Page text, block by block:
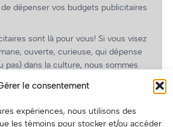
le consentement
expériences, nous utilisons des
les témoins pour stocker et/ou accéder
dépenser vos budgets publicitaires
sont là pour vous! Si vous visez
ouverte, curieuse, qui dépense
pas) dans la culture, nous sommes